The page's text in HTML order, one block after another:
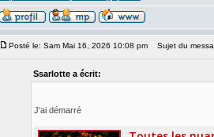
Posté le: Sam Mai 16, 2026 10:08 pm Sujet du
Ssarlotte a écrit:
J'ai démarré